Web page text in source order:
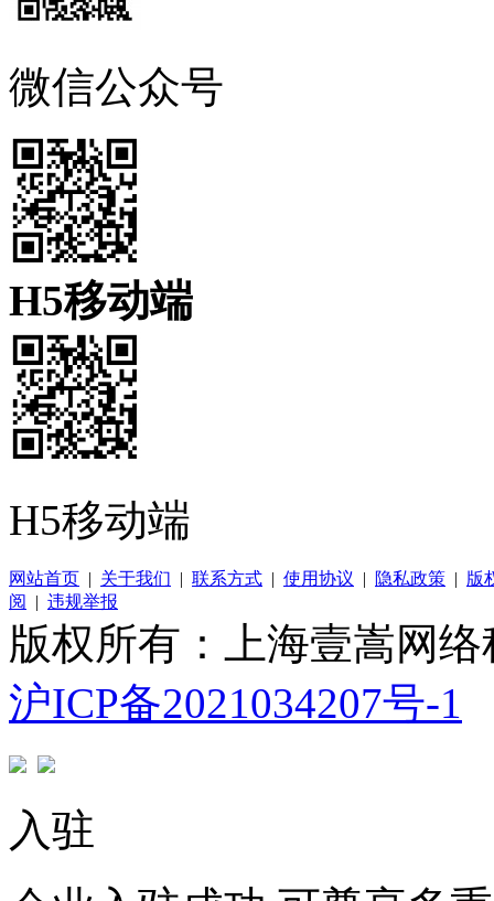
微信公众号
H5移动端
H5移动端
网站首页 | 关于我们 | 联系方式 | 使用协议 | 隐私政策 | 版
阅
| 违规举报
版权所有：上海壹嵩网
沪ICP备2021034207号-1
入驻